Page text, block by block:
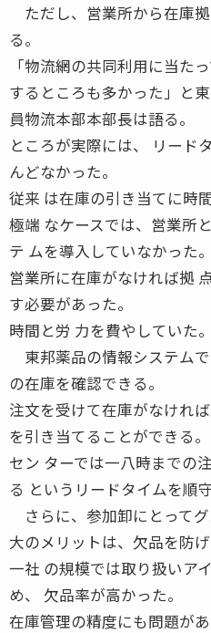
ただし、営業所から在庫
る。
「物流網の共同利用に当た
するところも多かった」と
員物流本部本部長は語る。
ところが実際には、 リード
んどなかった。
従来 は在庫の引き当てに時
極端 なケースでは、営業所
テ ムを導入していなかった。
営業所に在庫がなければ拠
す必要があった。
時間と労 力を費やしていた。
東邦薬品の情報システム
の在庫を確認できる。
注文を受けて在庫がなけれ
を引き当てることができる。
セン ターでは一八時までの
る というリードタイムを順
さらに、参加卸にとって
大のメリットは、欠品を防げ
一社 の規模では取り扱いア
め、 欠品率が高かった。
在庫管理の精度にも問題があ